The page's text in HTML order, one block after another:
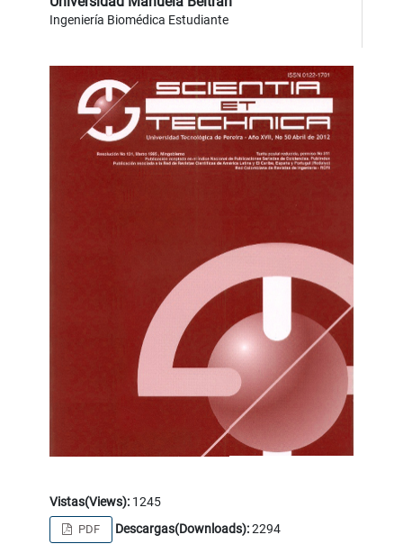
Ingeniería Biomédica Estudiante
Vistas(Views): 1245
PDF Descargas(Downloads):2294